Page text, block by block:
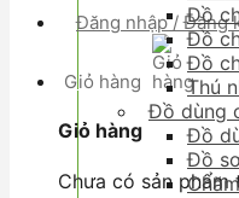
Đăng nhập / Đăng
Giỏ hàng
Giỏ hàng
Chưa có sản phẩm
Đồ
Đồ
Đồ
Thú
Đồ dùng
Đồ
Đồ